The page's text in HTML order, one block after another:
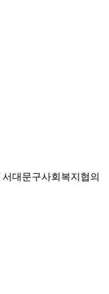
서대문구사회복지협의